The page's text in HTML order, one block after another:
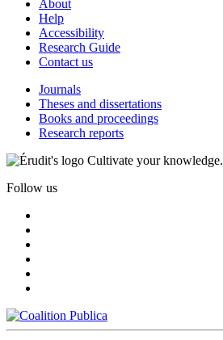
About
Help
Accessibility
Research Guide
Contact us
Journals
Theses and dissertations
Books and proceedings
Research reports
Cultivate your knowledge.
Follow us